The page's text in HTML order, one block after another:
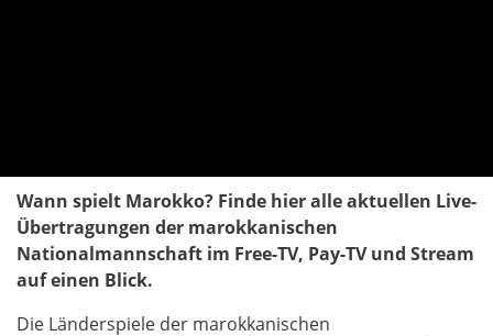
Wann spielt Marokko? Finde hier alle aktuellen Live-
Übertragungen der marokkanischen
Nationalmannschaft im Free-TV, Pay-TV und Stream
auf einen Blick.
Die Länderspiele der marokkanischen